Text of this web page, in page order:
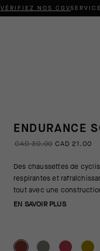
VÉRIFIEZ NOS CGV
ENDURANCE
CAD 30.00 CAD 21.00
Des chaussettes de
respirantes et
tout avec une
EN SAVOIR PLUS